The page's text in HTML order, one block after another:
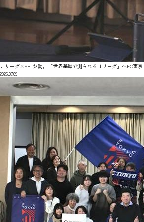
Ｊリーグ×SPL始動。「世界基準で測られるＪリーグ」へFC東
2026.07.09